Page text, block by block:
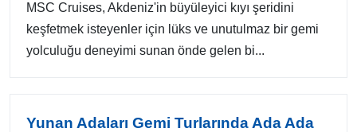
MSC Cruises, Akdeniz'in büyüleyici kıyı şeridini
keşfetmek isteyenler için lüks ve unutulmaz bir gemi
yolculuğu deneyimi sunan önde gelen bi...
Yunan Adaları Gemi Turlarında Ada Ada